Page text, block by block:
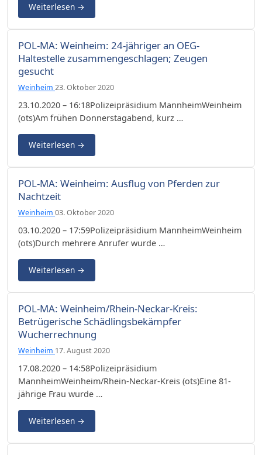
Weiterlesen →
POL-MA: Weinheim: 24-jähriger an OEG-
Haltestelle zusammengeschlagen; Zeugen
gesucht
Weinheim 23. Oktober 2020
23.10.2020 – 16:18Polizeipräsidium MannheimWeinheim
(ots)Am frühen Donnerstagabend, kurz …
Weiterlesen →
POL-MA: Weinheim: Ausflug von Pferden zur
Nachtzeit
Weinheim 03. Oktober 2020
03.10.2020 – 17:59Polizeipräsidium MannheimWeinheim
(ots)Durch mehrere Anrufer wurde …
Weiterlesen →
POL-MA: Weinheim/Rhein-Neckar-Kreis:
Betrügerische Schädlingsbekämpfer
Wucherrechnung
Weinheim 17. August 2020
17.08.2020 – 14:58Polizeipräsidium
MannheimWeinheim/Rhein-Neckar-Kreis (ots)Eine 81-
jährige Frau wurde …
Weiterlesen →